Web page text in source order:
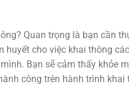
Quan trọng là bạn cần
cho việc khai thông
Bạn sẽ cảm thấy khỏe
công trên hành trình